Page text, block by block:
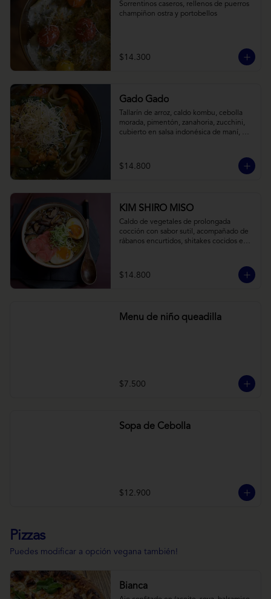
Sorrentinos caseros, rellenos de puerros
champiñon ostra y portobellos
$14.300
Gado Gado
Tallarín de arroz, caldo kombu, cebolla
morada, pimentón, zanahoria, zucchini,
cubierto en salsa indonésica de maní,
$14.800
KIM SHIRO MISO
Caldo de vegetales de prolongada
cocción con sabor sutil, acompañado de
rábanos encurtidos, shitakes cocidos en
vegana) y los infaltables fideos de ramen.
$14.800
Menu de niño queadilla
$7.500
Sopa de Cebolla
$12.900
Pizzas
Puedes modificar a opción vegana también!
Bianca